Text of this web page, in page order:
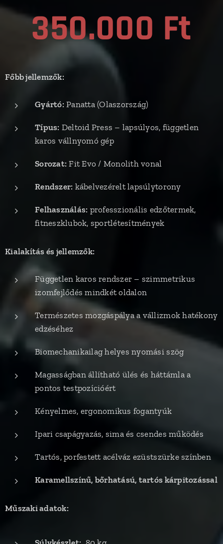
350.000 Ft
Főbb jellemzők:
Gyártó: Panatta (Olaszország)
Típus: Deltoid Press – lapsúlyos, független
karos vállnyomó gép
Sorozat: Fit Evo / Monolith vonal
Rendszer: kábelvezérelt lapsúlytorony
Felhasználás: professzionális edzőtermek,
fitneszklubok, sportlétesítmények
Kialakítás és jellemzők:
Független karos rendszer – szimmetrikus
izomfejlődés mindkét oldalon
Természetes mozgáspálya a vállizmok hatékony
edzéséhez
Biomechanikailag helyes nyomási szög
Magasságban állítható ülés és háttámla a
pontos testpozícióért
Kényelmes, ergonomikus fogantyúk
Ipari csapágyazás, sima és csendes működés
Tartós, porfestett acélváz ezüstszürke színben
Karamellszínű, bőrhatású, tartós kárpitozással
Műszaki adatok: